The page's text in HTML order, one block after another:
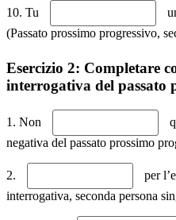
10. Tu
(Passato prossimo progressivo,
Esercizio 2: Completare
interrogativa del passato
1. Non
negativa del passato prossimo
2.
per
interrogativa, seconda persona